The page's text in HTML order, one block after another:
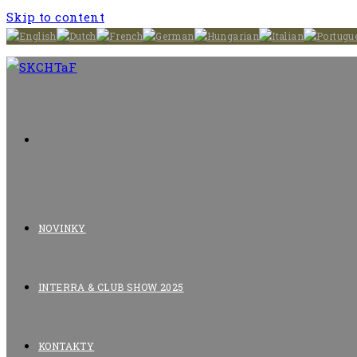
Skip to content
NOVINKY
INTERRA & CLUB SHOW 2025
KONTAKTY